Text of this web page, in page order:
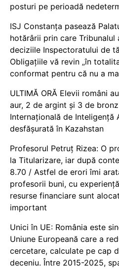
posturi pe perioadă
ISJ Constanța pasează
hotărârii prin care Tribunalul
deciziile Inspectoratului de
Obligațiile vă revin „în
conformat pentru că nu a
ULTIMĂ ORĂ Elevii români
aur, 2 de argint și 3 de
Internațională de Inteligență
desfășurată în Kazahstan
Profesorul Petruț Rizea: O
la Titularizare, iar după
8.70 / Astfel de erori îmi
profesorii buni, cu
resurse financiare sunt
important
Unici în UE: România este
Uniune Europeană care a
cercetare, calculate pe cap
deceniu. Între 2015-2025,